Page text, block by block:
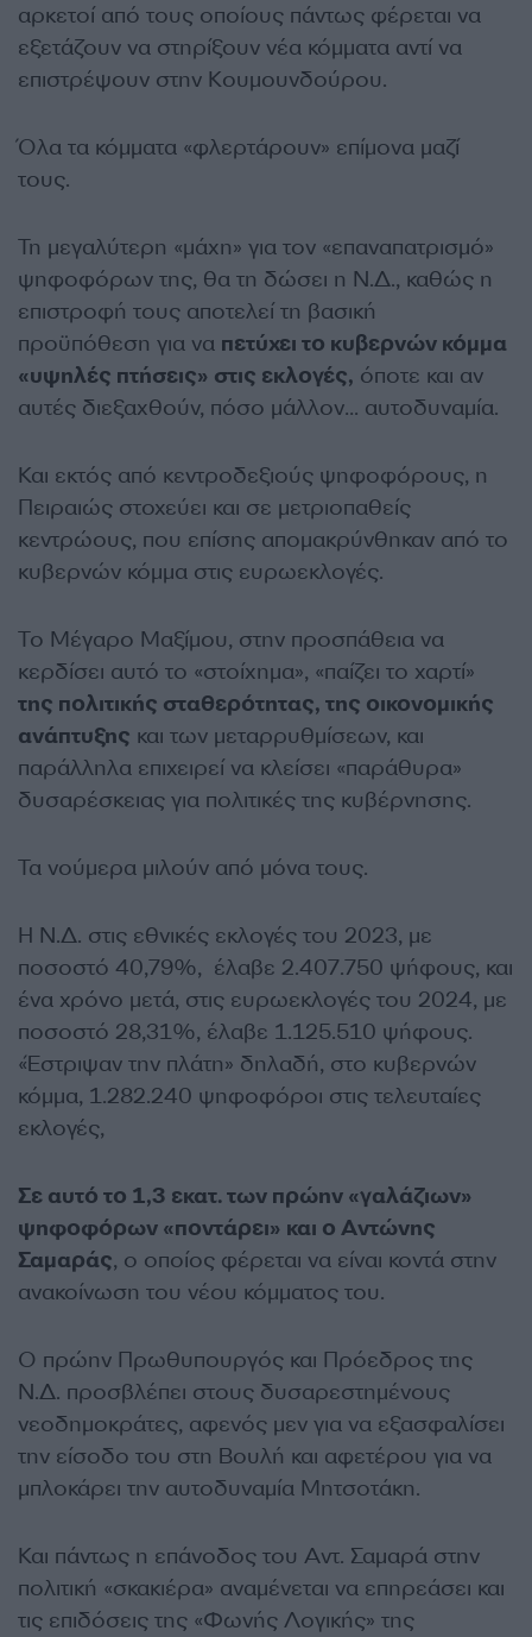
αρκετοί από τους οποίους πάντως φέρεται να
εξετάζουν να στηρίξουν νέα κόμματα αντί να
επιστρέψουν στην Κουμουνδούρου.
Όλα τα κόμματα «φλερτάρουν» επίμονα μαζί
τους.
Τη μεγαλύτερη «μάχη» για τον «επαναπατρισμό»
ψηφοφόρων της, θα τη δώσει η Ν.Δ., καθώς η
επιστροφή τους αποτελεί τη βασική
προϋπόθεση για να πετύχει το κυβερνών κόμμα
«υψηλές πτήσεις» στις εκλογές, όποτε και αν
αυτές διεξαχθούν, πόσο μάλλον… αυτοδυναμία.
Και εκτός από κεντροδεξιούς ψηφοφόρους, η
Πειραιώς στοχεύει και σε μετριοπαθείς
κεντρώους, που επίσης απομακρύνθηκαν από το
κυβερνών κόμμα στις ευρωεκλογές.
Το Μέγαρο Μαξίμου, στην προσπάθεια να
κερδίσει αυτό το «στοίχημα», «παίζει το χαρτί»
της πολιτικής σταθερότητας, της οικονομικής
ανάπτυξης και των μεταρρυθμίσεων, και
παράλληλα επιχειρεί να κλείσει «παράθυρα»
δυσαρέσκειας για πολιτικές της κυβέρνησης.
Τα νούμερα μιλούν από μόνα τους.
Η Ν.Δ. στις εθνικές εκλογές του 2023, με
ποσοστό 40,79%, έλαβε 2.407.750 ψήφους, και
ένα χρόνο μετά, στις ευρωεκλογές του 2024, με
ποσοστό 28,31%, έλαβε 1.125.510 ψήφους.
«Έστριψαν την πλάτη» δηλαδή, στο κυβερνών
κόμμα, 1.282.240 ψηφοφόροι στις τελευταίες
εκλογές,
Σε αυτό το 1,3 εκατ. των πρώην «γαλάζιων»
ψηφοφόρων «ποντάρει» και ο Αντώνης
Σαμαράς, ο οποίος φέρεται να είναι κοντά στην
ανακοίνωση του νέου κόμματος του.
Ο πρώην Πρωθυπουργός και Πρόεδρος της
Ν.Δ. προσβλέπει στους δυσαρεστημένους
νεοδημοκράτες, αφενός μεν για να εξασφαλίσει
την είσοδο του στη Βουλή και αφετέρου για να
μπλοκάρει την αυτοδυναμία Μητσοτάκη.
Και πάντως η επάνοδος του Αντ. Σαμαρά στην
πολιτική «σκακιέρα» αναμένεται να επηρεάσει και
τις επιδόσεις της «Φωνής Λογικής» της